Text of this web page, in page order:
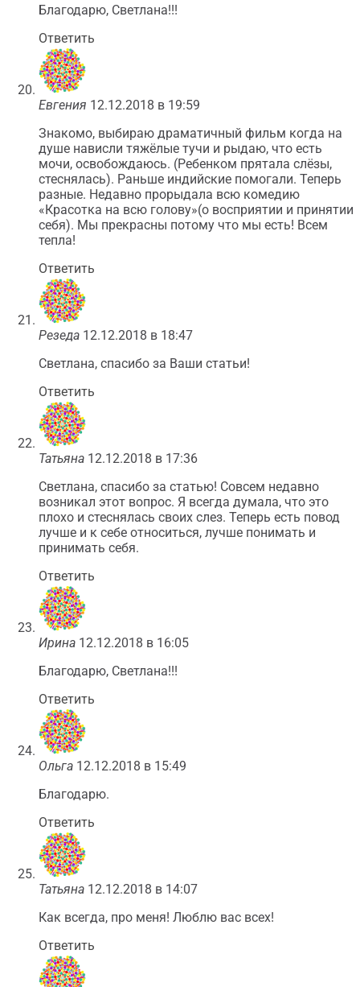
Благодарю, Светлана!!!
Ответить
Евгения 12.12.2018 в 19:59
Знакомо, выбираю драматичный фильм когда на
душе нависли тяжёлые тучи и рыдаю, что есть
мочи, освобождаюсь. (Ребенком прятала слёзы,
стеснялась). Раньше индийские помогали. Теперь
разные. Недавно прорыдала всю комедию
«Красотка на всю голову»(о восприятии и принятии
себя). Мы прекрасны потому что мы есть! Всем
тепла!
Ответить
Резеда 12.12.2018 в 18:47
Светлана, спасибо за Ваши статьи!
Ответить
Татьяна 12.12.2018 в 17:36
Светлана, спасибо за статью! Совсем недавно
возникал этот вопрос. Я всегда думала, что это
плохо и стеснялась своих слез. Теперь есть повод
лучше и к себе относиться, лучше понимать и
принимать себя.
Ответить
Ирина 12.12.2018 в 16:05
Благодарю, Светлана!!!
Ответить
Ольга 12.12.2018 в 15:49
Благодарю.
Ответить
Татьяна 12.12.2018 в 14:07
Как всегда, про меня! Люблю вас всех!
Ответить